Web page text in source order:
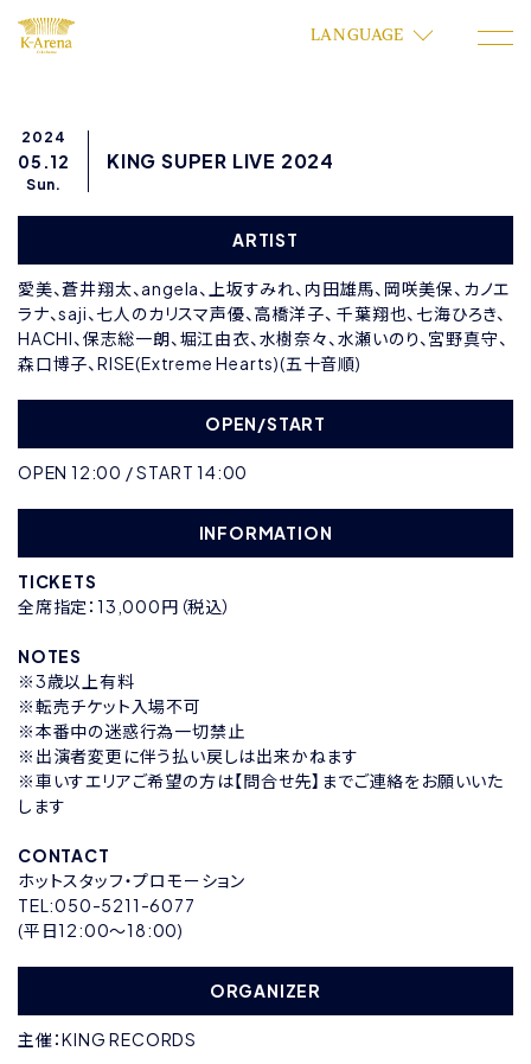
LANGUAGE
2024
05.12
Sun.
KING SUPER LIVE 2024
ARTIST
愛美、蒼井翔太、angela、上坂すみれ、内田雄馬、岡咲美保、カノエ
ラナ、saji、七人のカリスマ声優、高橋洋子、 千葉翔也、七海ひろき、
HACHI、保志総一朗、堀江由衣、水樹奈々、水瀬いのり、宮野真守、
森口博子、RISE(Extreme Hearts)(五十音順)
OPEN/START
OPEN 12:00 / START 14:00
INFORMATION
TICKETS
全席指定：13,000円（税込）
NOTES
※3歳以上有料
※転売チケット入場不可
※本番中の迷惑行為一切禁止
※出演者変更に伴う払い戻しは出来かねます
※車いすエリアご希望の方は【問合せ先】までご連絡をお願いいた
します
CONTACT
ホットスタッフ・プロモーション
TEL:050-5211-6077
(平日12:00〜18:00)
ORGANIZER
主催：KING RECORDS